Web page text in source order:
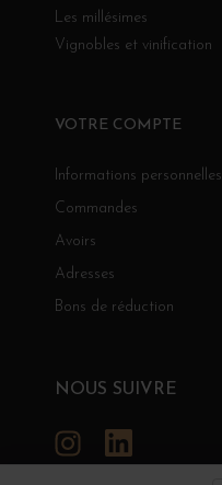
Les millésimes
Vignobles et vinification
VOTRE COMPTE
Informations personnelles
Commandes
Avoirs
Adresses
Bons de réduction
NOUS SUIVRE
Instagram